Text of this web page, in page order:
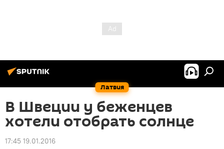
Латвия
В Швеции у беженцев
хотели отобрать солнце
17:45 19.01.2016